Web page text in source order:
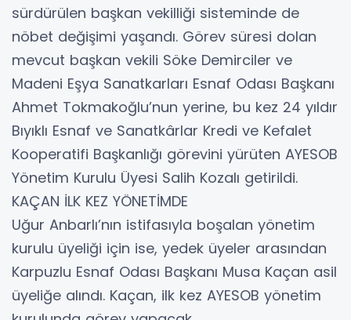
sürdürülen başkan vekilliği sisteminde de
nöbet değişimi yaşandı. Görev süresi dolan
mevcut başkan vekili Söke Demirciler ve
Madeni Eşya Sanatkarları Esnaf Odası Başkanı
Ahmet Tokmakoğlu’nun yerine, bu kez 24 yıldır
Bıyıklı Esnaf ve Sanatkârlar Kredi ve Kefalet
Kooperatifi Başkanlığı görevini yürüten AYESOB
Yönetim Kurulu Üyesi Salih Kozalı getirildi.
KAÇAN İLK KEZ YÖNETİMDE
Uğur Anbarlı’nın istifasıyla boşalan yönetim
kurulu üyeliği için ise, yedek üyeler arasından
Karpuzlu Esnaf Odası Başkanı Musa Kaçan asil
üyeliğe alındı. Kaçan, ilk kez AYESOB yönetim